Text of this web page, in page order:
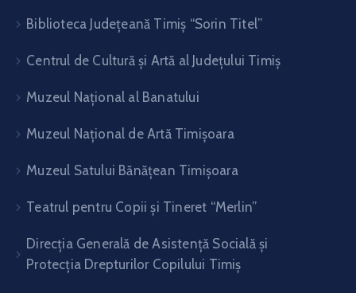
Biblioteca Judeţeană Timiş “Sorin Titel”
Centrul de Cultură şi Artă al Judeţului Timiş
Muzeul Național al Banatului
Muzeul Național de Artă Timişoara
Muzeul Satului Bănăţean Timişoara
Teatrul pentru Copii şi Tineret “Merlin”
Direcția Generală de Asistență Socială și
Protecția Drepturilor Copilului Timiș